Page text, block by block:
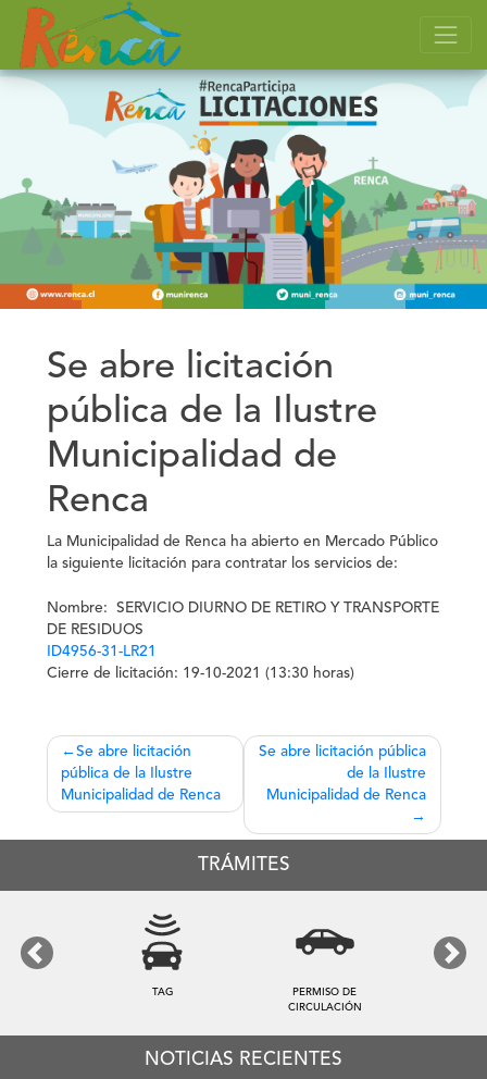
Se abre licitación
pública de la Ilustre
Municipalidad de
Renca
La Municipalidad de Renca ha abierto en Mercado Público
la siguiente licitación para contratar los servicios de:
Nombre: SERVICIO DIURNO DE RETIRO Y TRANSPORTE
DE RESIDUOS
ID4956-31-LR21
Cierre de licitación: 19-10-2021 (13:30 horas)
Navegación
de
Se abre licitación
pública de la Ilustre
Municipalidad de Renca
Se abre licitación pública
de la Ilustre
Municipalidad de Renca
TRÁMITES
TAG
PERMISO DE
CIRCULACIÓN
Previous Next
NOTICIAS RECIENTES